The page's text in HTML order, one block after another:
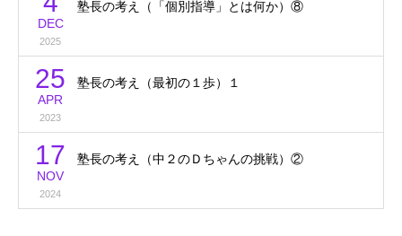
DEC
2025
塾長の考え（「個別指導」とは何か）⑧
25
APR
2023
塾長の考え（最初の１歩）１
17
NOV
2024
塾長の考え（中２のＤちゃんの挑戦）②